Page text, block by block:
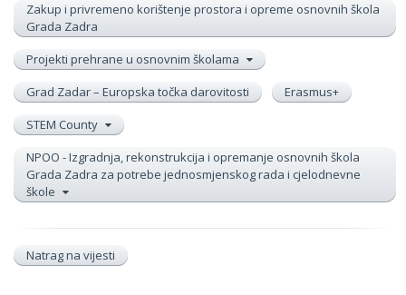
Zakup i privremeno korištenje prostora i opreme osnovnih škola
Grada Zadra
Projekti prehrane u osnovnim školama
Grad Zadar – Europska točka darovitosti
Erasmus+
STEM County
NPOO - Izgradnja, rekonstrukcija i opremanje osnovnih škola
Grada Zadra za potrebe jednosmjenskog rada i cjelodnevne
škole
Natrag na vijesti